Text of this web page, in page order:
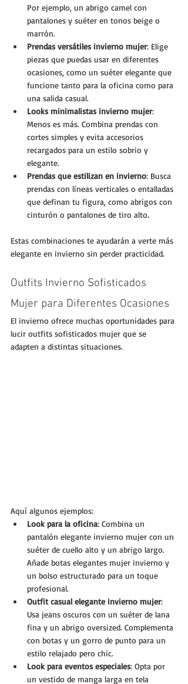
Por ejemplo, un abrigo camel con
pantalones y suéter en tonos beige o
marrón.
Prendas versátiles invierno mujer: Elige
piezas que puedas usar en diferentes
ocasiones, como un suéter elegante que
funcione tanto para la oficina como para
una salida casual.
Looks minimalistas invierno mujer:
Menos es más. Combina prendas con
cortes simples y evita accesorios
recargados para un estilo sobrio y
elegante.
Prendas que estilizan en invierno: Busca
prendas con líneas verticales o entalladas
que definan tu figura, como abrigos con
cinturón o pantalones de tiro alto.
Estas combinaciones te ayudarán a verte más
elegante en invierno sin perder practicidad.
Outfits Invierno Sofisticados
Mujer para Diferentes Ocasiones
El invierno ofrece muchas oportunidades para
lucir outfits sofisticados mujer que se
adapten a distintas situaciones.
Aquí algunos ejemplos:
Look para la oficina: Combina un
pantalón elegante invierno mujer con un
suéter de cuello alto y un abrigo largo.
Añade botas elegantes mujer invierno y
un bolso estructurado para un toque
profesional.
Outfit casual elegante invierno mujer:
Usa jeans oscuros con un suéter de lana
fina y un abrigo oversized. Complementa
con botas y un gorro de punto para un
estilo relajado pero chic.
Look para eventos especiales: Opta por
un vestido de manga larga en tela